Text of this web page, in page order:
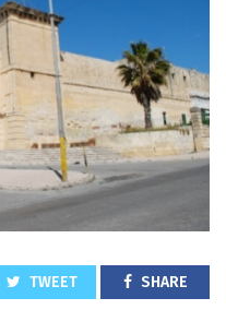
TWEET SHARE